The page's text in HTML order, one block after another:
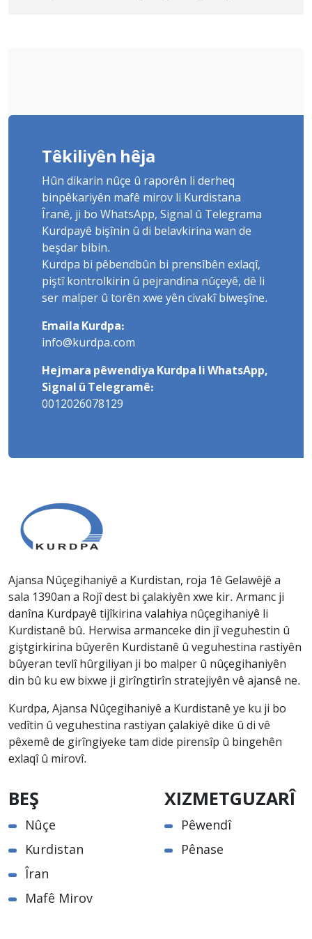
Têkiliyên hêja
Hûn dikarin nûçe û raporên li derheq
binpêkariyên mafê mirov li Kurdistana
Îranê, ji bo WhatsApp, Signal û Telegrama
Kurdpayê bişînin û di belavkirina wan de
beşdar bibin.
Kurdpa bi pêbendbûn bi prensîbên exlaqî,
piştî kontrolkirin û pejrandina nûçeyê, dê li
ser malper û torên xwe yên civakî biweşîne.
Emaila Kurdpa:
info@kurdpa.com
Hejmara pêwendiya Kurdpa li WhatsApp,
Signal û Telegramê:
0012026078129
Ajansa Nûçegihaniyê a Kurdistan, roja 1ê Gelawêjê a
sala 1390an a Rojî dest bi çalakiyên xwe kir. Armanc ji
danîna Kurdpayê tijîkirina valahiya nûçegihaniyê li
Kurdistanê bû. Herwisa armanceke din jî veguhestin û
giştgirkirina bûyerên Kurdistanê û veguhestina rastiyên
bûyeran tevlî hûrgiliyan ji bo malper û nûçegihaniyên
din bû ku ew bixwe ji girîngtirîn stratejiyên vê ajansê ne.
Kurdpa, Ajansa Nûçegihaniyê a Kurdistanê ye ku ji bo
vedîtin û veguhestina rastiyan çalakiyê dike û di vê
pêxemê de girîngiyeke tam dide pirensîp û bingehên
exlaqî û mirovî.
BEŞ
Nûçe
Kurdistan
Îran
Mafê Mirov
XIZMETGUZARÎ
Pêwendî
Pênase